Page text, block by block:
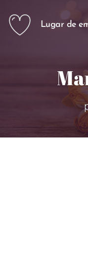
Lugar de